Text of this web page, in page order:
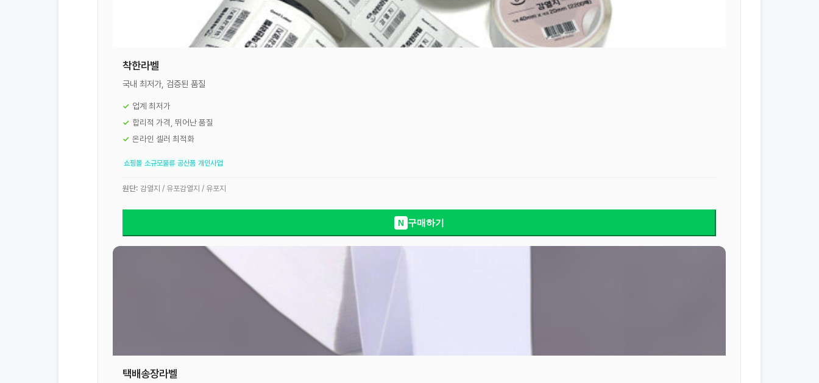
착한라벨
국내 최저가, 검증된 품질
업계 최저가
합리적 가격, 뛰어난 품질
온라인 셀러 최적화
쇼핑몰 소규모물류 공산품 개인사업
원단: 감열지 / 유포감열지 / 유포지
N 구매하기
택배송장라벨